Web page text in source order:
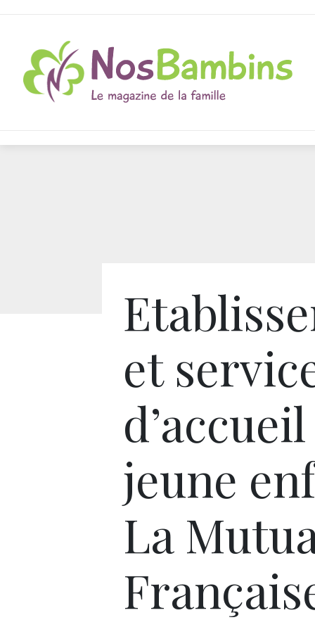
et
jeune
La